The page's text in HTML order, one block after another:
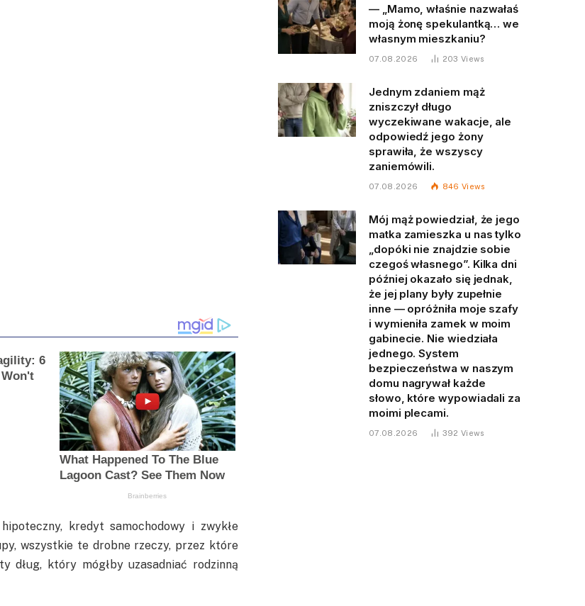
kredyt samochodowy i zwykłe
wszystkie te drobne rzeczy, przez które
dług, który mógłby uzasadniać rodzinną
— „Mamo, właśnie nazwałaś
moją żonę spekulantką… we
własnym mieszkaniu?
07.08.2026 203 Views
Jednym zdaniem mąż
zniszczył długo
wyczekiwane wakacje, ale
odpowiedź jego żony
sprawiła, że wszyscy
zaniemówili.
07.08.2026 846 Views
Mój mąż powiedział, że jego
matka zamieszka u nas tylko
„dopóki nie znajdzie sobie
czegoś własnego”. Kilka dni
później okazało się jednak,
że jej plany były zupełnie
inne — opróżniła moje szafy
i wymieniła zamek w moim
gabinecie. Nie wiedziała
jednego. System
bezpieczeństwa w naszym
domu nagrywał każde
słowo, które wypowiadali za
moimi plecami.
07.08.2026 392 Views